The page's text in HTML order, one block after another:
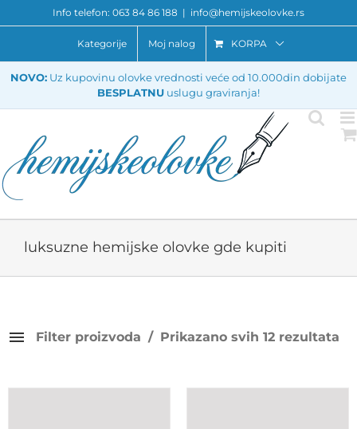
Info telefon: 063 84 86 188 | info@hemijskeolovke.rs
Kategorije Moj nalog KORPA
NOVO: Uz kupovinu olovke vrednosti veće od 10.000din dobijate
BESPLATNU uslugu graviranja!
luksuzne hemijske olovke gde kupiti
Filter proizvoda Prikazano svih 12 rezultata